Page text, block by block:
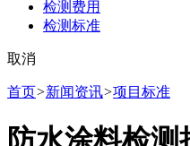
检测费用
检测标准
取消
首页>新闻资讯>项目标准